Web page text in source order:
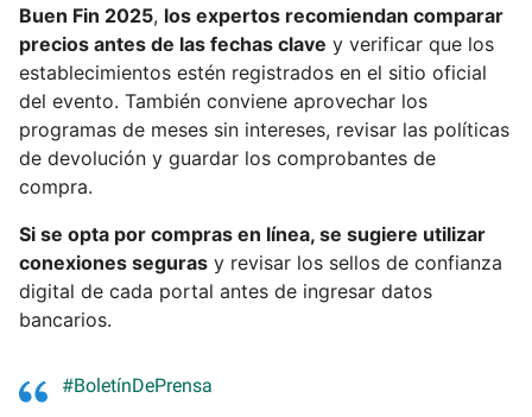
Buen Fin 2025, los expertos recomiendan comparar
precios antes de las fechas clave y verificar que los
establecimientos estén registrados en el sitio oficial
del evento. También conviene aprovechar los
programas de meses sin intereses, revisar las políticas
de devolución y guardar los comprobantes de
compra.
Si se opta por compras en línea, se sugiere utilizar
conexiones seguras y revisar los sellos de confianza
digital de cada portal antes de ingresar datos
bancarios.
#BoletínDePrensa